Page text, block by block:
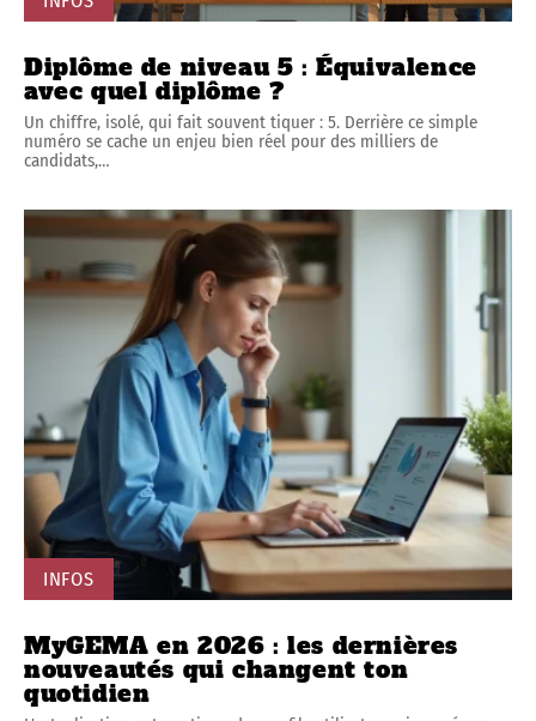
Diplôme de niveau 5 : Équivalence
avec quel diplôme ?
Un chiffre, isolé, qui fait souvent tiquer : 5. Derrière ce simple
numéro se cache un enjeu bien réel pour des milliers de
candidats,…
INFOS
MyGEMA en 2026 : les dernières
nouveautés qui changent ton
quotidien